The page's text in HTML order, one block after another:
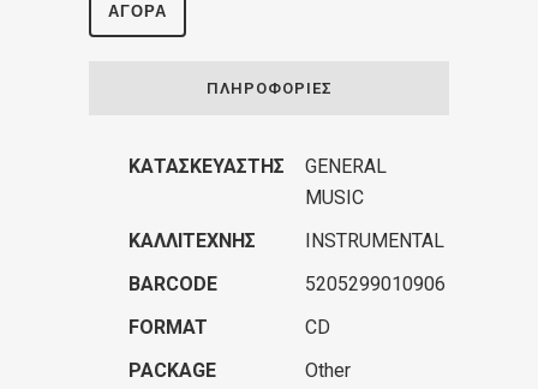
ΑΓΟΡΆ
ΠΛΗΡΟΦΟΡΊΕΣ
ΚΑΤΑΣΚΕΥΑΣΤΉΣ
GENERAL
MUSIC
ΚΑΛΛΙΤΈΧΝΗΣ
INSTRUMENTAL
BARCODE
5205299010906
FORMAT
CD
PACKAGE
Other